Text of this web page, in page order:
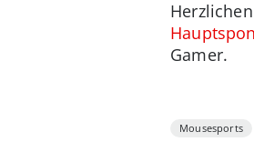
Gamer.
Mousesports